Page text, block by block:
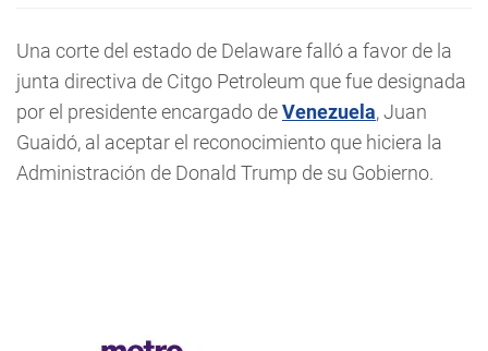
Una corte del estado de Delaware falló a favor de la
junta directiva de Citgo Petroleum que fue designada
por el presidente encargado deVenezuela, Juan
Guaidó, al aceptar el reconocimiento que hiciera la
Administración de Donald Trump de su Gobierno.